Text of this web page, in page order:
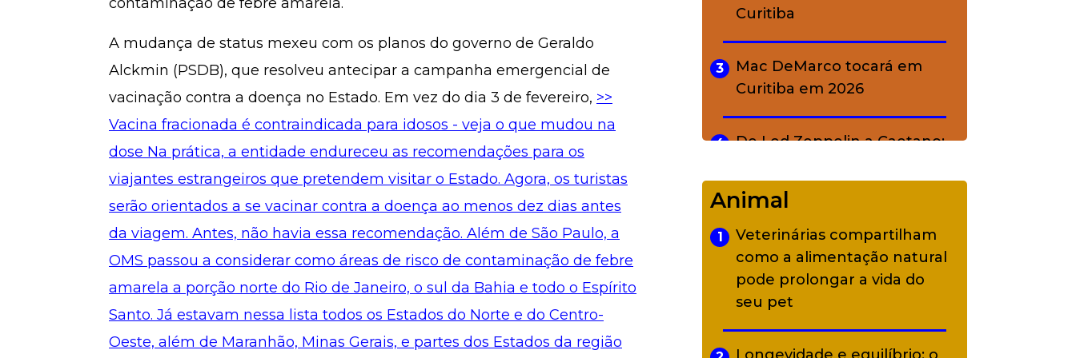
A mudança de status mexeu com os planos do governo de Geraldo
Alckmin (PSDB), que resolveu antecipar a campanha emergencial de
vacinação contra a doença no Estado. Em vez do dia 3 de fevereiro, >>
Vacina fracionada é contraindicada para idosos - veja o que mudou na
dose Na prática, a entidade endureceu as recomendações para os
viajantes estrangeiros que pretendem visitar o Estado. Agora, os turistas
serão orientados a se vacinar contra a doença ao menos dez dias antes
da viagem. Antes, não havia essa recomendação. Além de São Paulo, a
OMS passou a considerar como áreas de risco de contaminação de febre
amarela a porção norte do Rio de Janeiro, o sul da Bahia e todo o Espírito
Santo. Já estavam nessa lista todos os Estados do Norte e do Centro-
Oeste, além de Maranhão, Minas Gerais, e partes dos Estados da região
Curitiba
3
Mac DeMarco tocará em
Curitiba em 2026
4
De Led Zeppelin a Caetano:
diverso a partir de R$ 17
5
Adriana Calcanhotto retoma
alter ego infantil para show
em Curitiba
Animal
1
Veterinárias compartilham
como a alimentação natural
pode prolongar a vida do
seu pet